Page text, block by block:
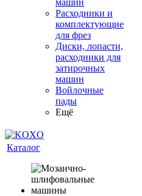
машин
Расходники и
комплектующие
для фрез
Диски, лопасти,
расходники для
затирочных
машин
Войлочные
пады
Ещё
Каталог